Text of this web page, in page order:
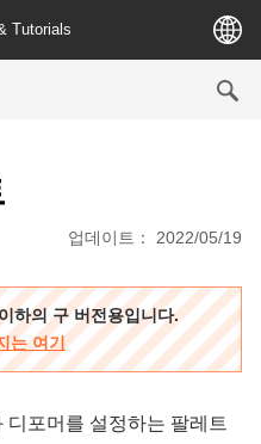
Tutorials
업데이트： 2022/05/19
하의 구 버전용입니다.
는 여기
포머를 설정하는 팔레트